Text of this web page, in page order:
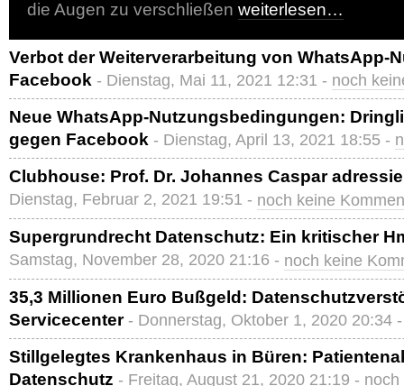
die Augen zu verschließen weiterlesen…
Verbot der Weiterverarbeitung von WhatsApp-
Facebook - Dienstag, Mai 11, 2021 12:31 - noch
Neue WhatsApp-Nutzungsbedingungen:
gegen Facebook - Dienstag, April 13, 2021 18:55 -
Clubhouse: Prof. Dr. Johannes Caspar
Dienstag, Februar 2, 2021 19:51 - noch keine
Supergrundrecht Datenschutz: Ein kritischer
Samstag, November 28, 2020 21:16 - noch keine
35,3 Millionen Euro Bußgeld:
Servicecenter - Donnerstag, Oktober 1, 2020 20:34
Stillgelegtes Krankenhaus in Büren:
Datenschutz - Freitag, August 21, 2020 21:19 - noch